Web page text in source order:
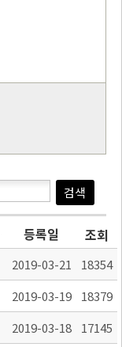
등록일 조회
2019-03-21
18354
2019-03-19
18379
2019-03-18
17145